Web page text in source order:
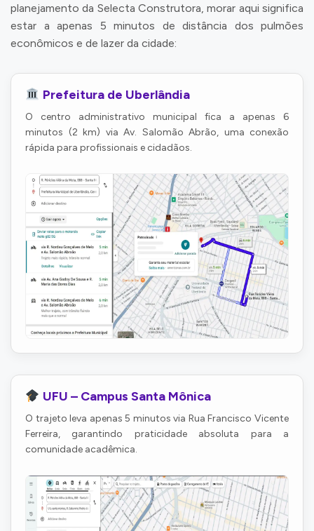
planejamento da Selecta Construtora, morar aqui significa
estar a apenas 5 minutos de distância dos pulmões
econômicos e de lazer da cidade:
Prefeitura de Uberlândia
O centro administrativo municipal fica a apenas 6
minutos (2 km) via Av. Salomão Abrão, uma conexão
rápida para profissionais e cidadãos.
UFU – Campus Santa Mônica
O trajeto leva apenas 5 minutos via Rua Francisco Vicente
Ferreira, garantindo praticidade absoluta para a
comunidade acadêmica.